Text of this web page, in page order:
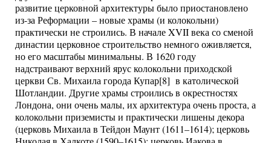
развитие церковной архитектуры было приостановлено
из-за Реформации – новые храмы (и колокольни)
практически не строились. В начале XVII века со сменой
династии церковное строительство немного оживляется,
но его масштабы минимальны. В 1620 году
надстраивают верхний ярус колокольни приходской
церкви Св. Михаила города Купар[8] в католической
Шотландии. Другие храмы строились в окрестностях
Лондона, они очень малы, их архитектура очень проста, а
колокольни приземисты и практически лишены декора
(церковь Михаила в Тейдон Маунт (1611–1614); церковь